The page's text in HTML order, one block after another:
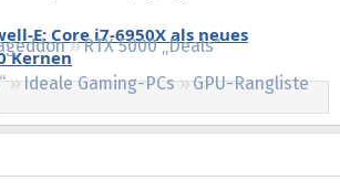
RTX 5000 „Deals“
Ideale Gaming-PCs
GPU-Rangliste
E: Core i7-6950X als neues
Kernen